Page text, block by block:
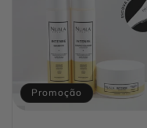
Promoção